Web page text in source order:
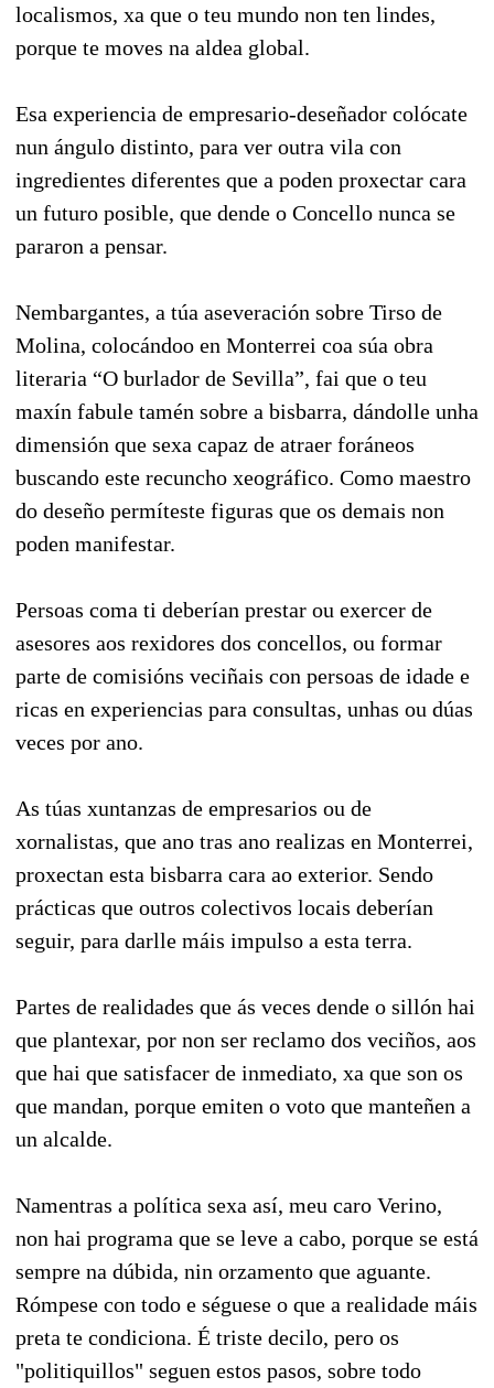
localismos, xa que o teu mundo non ten lindes,
porque te moves na aldea global.
Esa experiencia de empresario-deseñador colócate
nun ángulo distinto, para ver outra vila con
ingredientes diferentes que a poden proxectar cara
un futuro posible, que dende o Concello nunca se
pararon a pensar.
Nembargantes, a túa aseveración sobre Tirso de
Molina, colocándoo en Monterrei coa súa obra
literaria “O burlador de Sevilla”, fai que o teu
maxín fabule tamén sobre a bisbarra, dándolle unha
dimensión que sexa capaz de atraer foráneos
buscando este recuncho xeográfico. Como maestro
do deseño permíteste figuras que os demais non
poden manifestar.
Persoas coma ti deberían prestar ou exercer de
asesores aos rexidores dos concellos, ou formar
parte de comisións veciñais con persoas de idade e
ricas en experiencias para consultas, unhas ou dúas
veces por ano.
As túas xuntanzas de empresarios ou de
xornalistas, que ano tras ano realizas en Monterrei,
proxectan esta bisbarra cara ao exterior. Sendo
prácticas que outros colectivos locais deberían
seguir, para darlle máis impulso a esta terra.
Partes de realidades que ás veces dende o sillón hai
que plantexar, por non ser reclamo dos veciños, aos
que hai que satisfacer de inmediato, xa que son os
que mandan, porque emiten o voto que manteñen a
un alcalde.
Namentras a política sexa así, meu caro Verino,
non hai programa que se leve a cabo, porque se está
sempre na dúbida, nin orzamento que aguante.
Rómpese con todo e séguese o que a realidade máis
preta te condiciona. É triste decilo, pero os
"politiquillos" seguen estos pasos, sobre todo